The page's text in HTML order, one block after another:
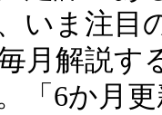
いま注目
月解説す
「6か月